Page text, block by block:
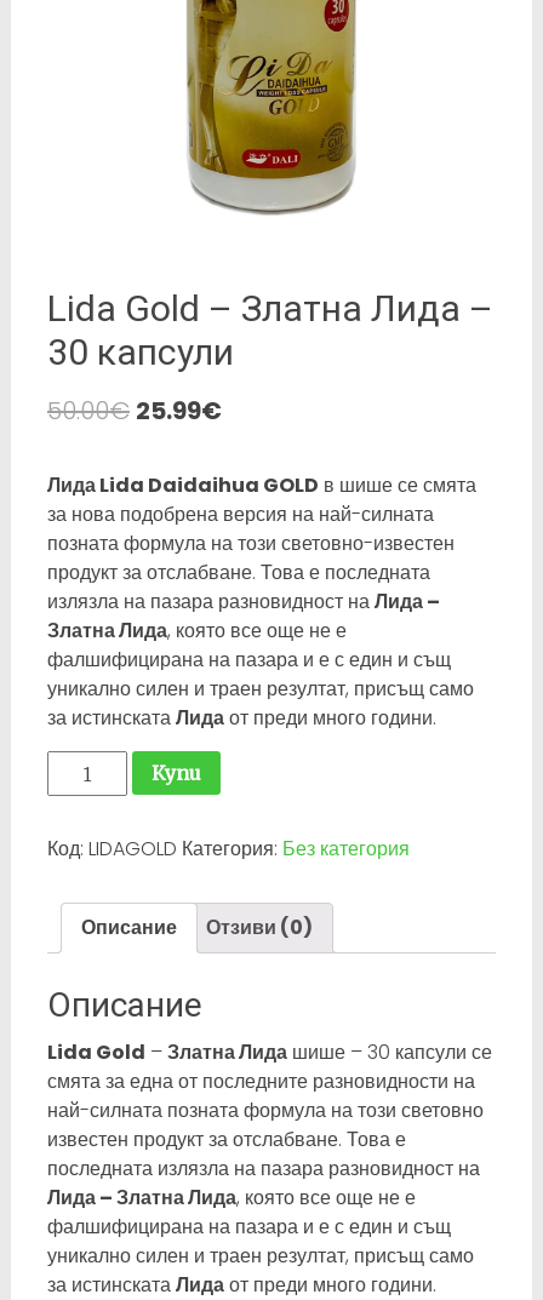
Lida Gold – Златна Лида –
30 капсули
50.00€ 25.99€
Лида Lida Daidaihua GOLD в шише се смята
за нова подобрена версия на най-силната
позната формула на този световно-известен
продукт за отслабване. Това е последната
излязла на пазара разновидност наЛида –
Златна Лида, която все още не е
фалшифицирана на пазара и е с един и същ
уникално силен и траен резултат, присъщ само
за истинскатаЛидаот преди много години.
количество
за
Gold
Златна
Лида
30
капсули
Купи
Код: LIDAGOLD Категория: Без категория
Описание Отзиви (0)
Описание
Lida Gold –Златна Лидашише – 30 капсули се
смята за една от последните разновидности на
най-силната позната формула на този световно
известен продукт за отслабване. Това е
последната излязла на пазара разновидност на
Лида – Златна Лида, която все още не е
фалшифицирана на пазара и е с един и същ
уникално силен и траен резултат, присъщ само
за истинскатаЛидаот преди много години.